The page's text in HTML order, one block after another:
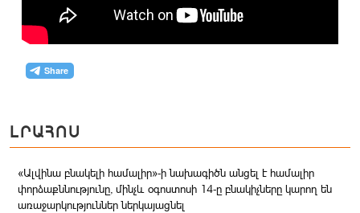
ԼՐԱՀՈՍ
«Ալվինա բնակելի համալիր»-ի նախագիծն անցել է համալիր
փորձաքննությունը, մինչև օգոստոսի 14-ը բնակիչները կարող են
առաջարկություններ ներկայացնել